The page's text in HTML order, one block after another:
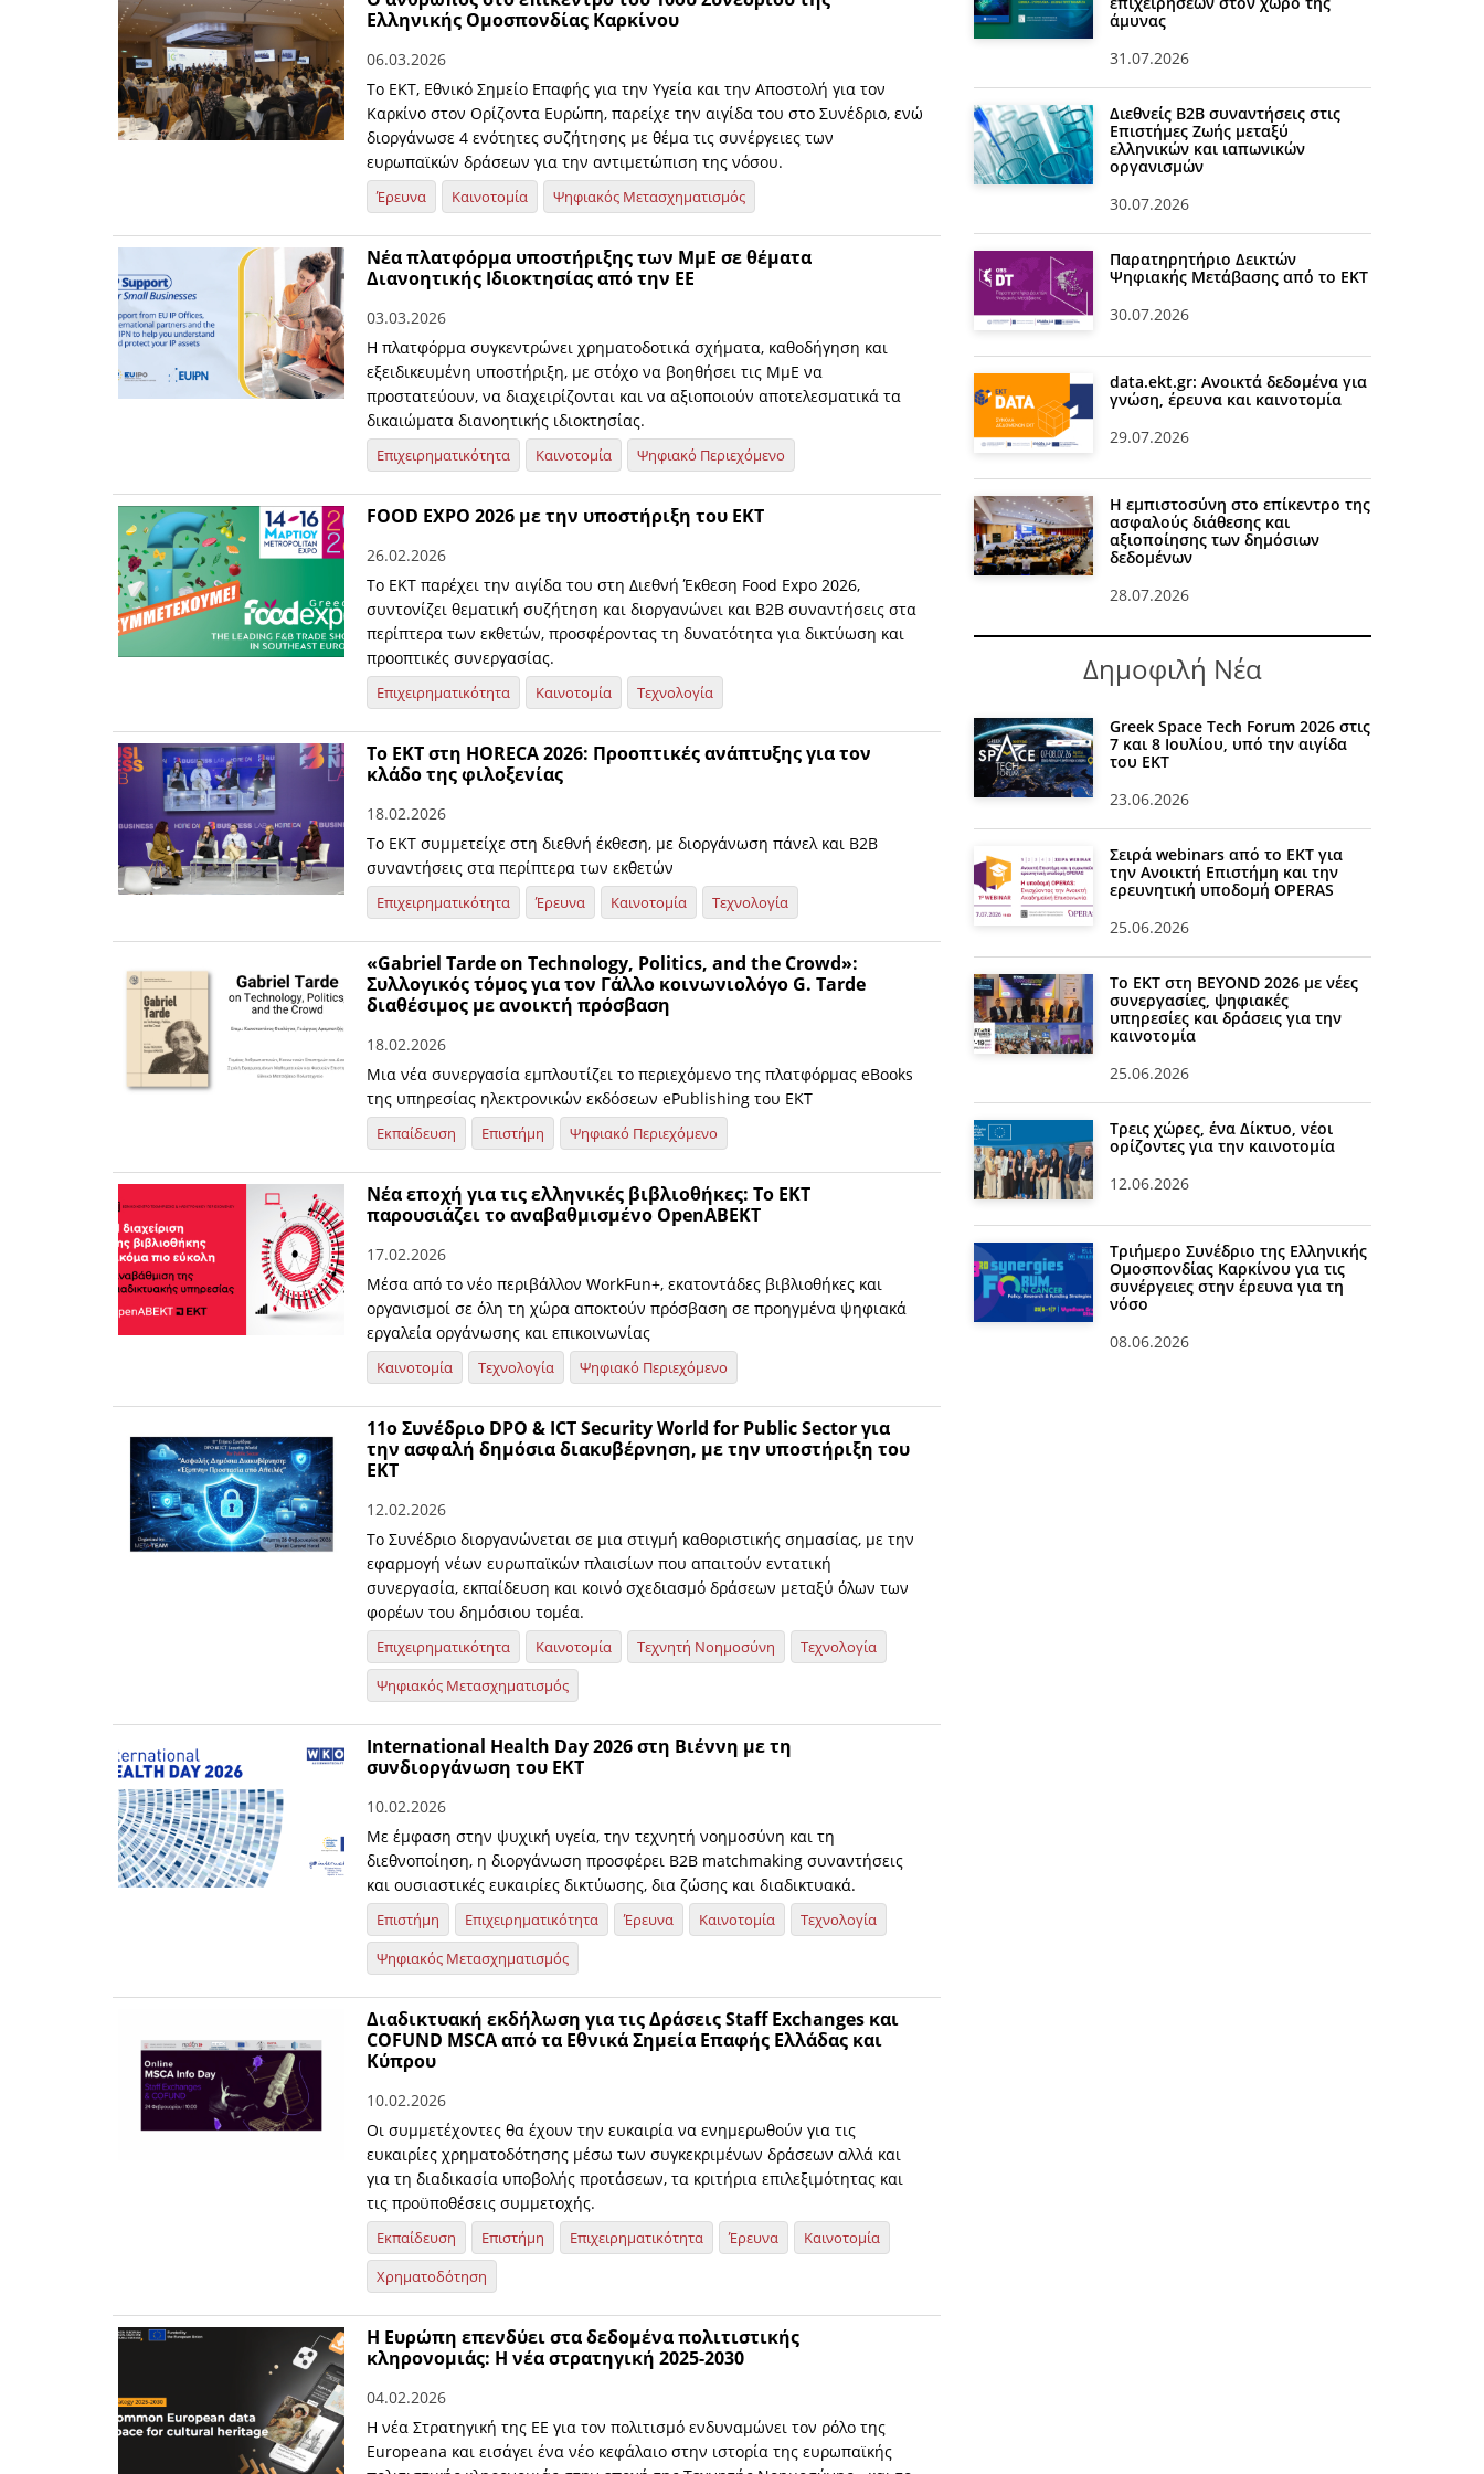
Ελληνικής Ομοσπονδίας Καρκίνου
06.03.2026
Το ΕΚΤ, Εθνικό Σημείο Επαφής για την Υγεία και την Αποστολή για τον
Καρκίνο στον Ορίζοντα Ευρώπη, παρείχε την αιγίδα του στο Συνέδριο, ενώ
διοργάνωσε 4 ενότητες συζήτησης με θέμα τις συνέργειες των
ευρωπαϊκών δράσεων για την αντιμετώπιση της νόσου.
Έρευνα Καινοτομία Ψηφιακός Μετασχηματισμός
Νέα πλατφόρμα υποστήριξης των ΜμΕ σε θέματα
Διανοητικής Ιδιοκτησίας από την ΕΕ
03.03.2026
Η πλατφόρμα συγκεντρώνει χρηματοδοτικά σχήματα, καθοδήγηση και
εξειδικευμένη υποστήριξη, με στόχο να βοηθήσει τις ΜμΕ να
προστατεύουν, να διαχειρίζονται και να αξιοποιούν αποτελεσματικά τα
δικαιώματα διανοητικής ιδιοκτησίας.
Επιχειρηματικότητα Καινοτομία Ψηφιακό Περιεχόμενο
FOOD EXPO 2026 με την υποστήριξη του ΕΚΤ
26.02.2026
Το ΕΚΤ παρέχει την αιγίδα του στη Διεθνή Έκθεση Food Expo 2026,
συντονίζει θεματική συζήτηση και διοργανώνει και Β2Β συναντήσεις στα
περίπτερα των εκθετών, προσφέροντας τη δυνατότητα για δικτύωση και
προοπτικές συνεργασίας.
Επιχειρηματικότητα Καινοτομία Τεχνολογία
Το ΕΚΤ στη HORECA 2026: Προοπτικές ανάπτυξης για τον
κλάδο της φιλοξενίας
18.02.2026
Το ΕΚΤ συμμετείχε στη διεθνή έκθεση, με διοργάνωση πάνελ και Β2Β
συναντήσεις στα περίπτερα των εκθετών
Επιχειρηματικότητα Έρευνα Καινοτομία Τεχνολογία
«Gabriel Tarde on Technology, Politics, and the Crowd»:
Συλλογικός τόμος για τον Γάλλο κοινωνιολόγο G. Tarde
διαθέσιμος με ανοικτή πρόσβαση
18.02.2026
Μια νέα συνεργασία εμπλουτίζει το περιεχόμενο της πλατφόρμας eBooks
της υπηρεσίας ηλεκτρονικών εκδόσεων ePublishing του ΕΚΤ
Εκπαίδευση Επιστήμη Ψηφιακό Περιεχόμενο
Νέα εποχή για τις ελληνικές βιβλιοθήκες: Το ΕΚΤ
παρουσιάζει το αναβαθμισμένο OpenABEKT
17.02.2026
Μέσα από το νέο περιβάλλον WorkFun+, εκατοντάδες βιβλιοθήκες και
οργανισμοί σε όλη τη χώρα αποκτούν πρόσβαση σε προηγμένα ψηφιακά
εργαλεία οργάνωσης και επικοινωνίας
Καινοτομία Τεχνολογία Ψηφιακό Περιεχόμενο
11ο Συνέδριο DPO & ICT Security World for Public Sector για
την ασφαλή δημόσια διακυβέρνηση, με την υποστήριξη του
ΕΚΤ
12.02.2026
Το Συνέδριο διοργανώνεται σε μια στιγμή καθοριστικής σημασίας, με την
εφαρμογή νέων ευρωπαϊκών πλαισίων που απαιτούν εντατική
συνεργασία, εκπαίδευση και κοινό σχεδιασμό δράσεων μεταξύ όλων των
φορέων του δημόσιου τομέα.
Επιχειρηματικότητα Καινοτομία Τεχνητή Νοημοσύνη
Τεχνολογία
Ψηφιακός Μετασχηματισμός
International Health Day 2026 στη Βιέννη με τη
συνδιοργάνωση του ΕΚΤ
10.02.2026
Με έμφαση στην ψυχική υγεία, την τεχνητή νοημοσύνη και τη
διεθνοποίηση, η διοργάνωση προσφέρει B2B matchmaking συναντήσεις
και ουσιαστικές ευκαιρίες δικτύωσης, δια ζώσης και διαδικτυακά.
Επιστήμη Επιχειρηματικότητα Έρευνα Καινοτομία
Τεχνολογία
Ψηφιακός Μετασχηματισμός
Διαδικτυακή εκδήλωση για τις Δράσεις Staff Exchanges και
COFUND MSCA από τα Εθνικά Σημεία Επαφής Ελλάδας και
Κύπρου
10.02.2026
Οι συμμετέχοντες θα έχουν την ευκαιρία να ενημερωθούν για τις
ευκαιρίες χρηματοδότησης μέσω των συγκεκριμένων δράσεων αλλά και
για τη διαδικασία υποβολής προτάσεων, τα κριτήρια επιλεξιμότητας και
τις προϋποθέσεις συμμετοχής.
Εκπαίδευση Επιστήμη Επιχειρηματικότητα Έρευνα
Καινοτομία
Χρηματοδότηση
Η Ευρώπη επενδύει στα δεδομένα πολιτιστικής
κληρονομιάς: H νέα στρατηγική 2025-2030
04.02.2026
Η νέα Στρατηγική της ΕΕ για τον πολιτισμό ενδυναμώνει τον ρόλο της
Europeana και εισάγει ένα νέο κεφάλαιο στην ιστορία της ευρωπαϊκής
άμυνας
31.07.2026
Διεθνείς Β2Β συναντήσεις στις
Επιστήμες Ζωής μεταξύ
ελληνικών και ιαπωνικών
οργανισμών
30.07.2026
Παρατηρητήριο Δεικτών
Ψηφιακής Μετάβασης από το ΕΚΤ
30.07.2026
data.ekt.gr: Ανοικτά δεδομένα για
γνώση, έρευνα και καινοτομία
29.07.2026
Η εμπιστοσύνη στο επίκεντρο της
ασφαλούς διάθεσης και
αξιοποίησης των δημόσιων
δεδομένων
28.07.2026
Δημοφιλή Νέα
Greek Space Tech Forum 2026 στις
7 και 8 Ιουλίου, υπό την αιγίδα
του ΕΚΤ
23.06.2026
Σειρά webinars από το ΕΚΤ για
την Ανοικτή Επιστήμη και την
ερευνητική υποδομή OPERAS
25.06.2026
Το ΕΚΤ στη BEYOND 2026 με νέες
συνεργασίες, ψηφιακές
υπηρεσίες και δράσεις για την
καινοτομία
25.06.2026
Τρεις χώρες, ένα Δίκτυο, νέοι
ορίζοντες για την καινοτομία
12.06.2026
Τριήμερο Συνέδριο της Ελληνικής
Ομοσπονδίας Καρκίνου για τις
συνέργειες στην έρευνα για τη
νόσο
08.06.2026